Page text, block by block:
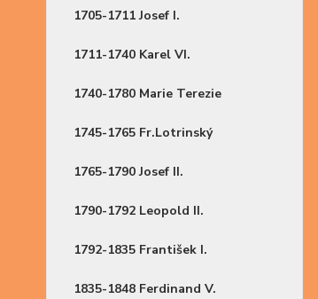
1705-1711 Josef I.
1711-1740 Karel VI.
1740-1780 Marie Terezie
1745-1765 Fr.Lotrinský
1765-1790 Josef II.
1790-1792 Leopold II.
1792-1835 František I.
1835-1848 Ferdinand V.